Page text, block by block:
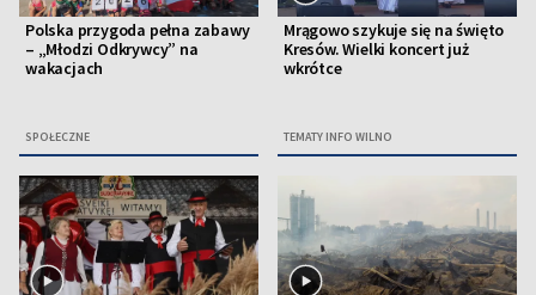
Polska przygoda pełna zabawy
– „Młodzi Odkrywcy” na
wakacjach
SPOŁECZNE
Mrągowo szykuje się na święto
Kresów. Wielki koncert już
wkrótce
TEMATY INFO WILNO